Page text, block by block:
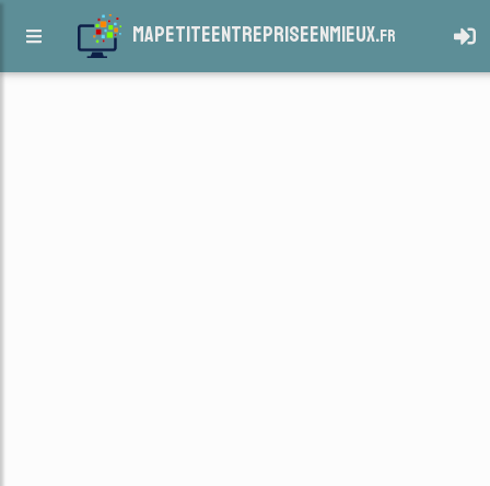
mapetiteentrepriseenmieux.fr